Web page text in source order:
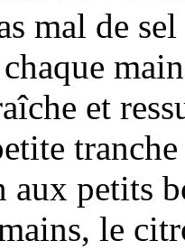
mal de
et
aux petits
le